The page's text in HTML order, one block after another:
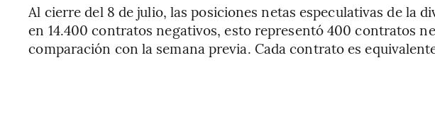
Al cierre del 8 de julio, las posiciones netas especulativas de la
en 14.400 contratos negativos, esto representó 400 contratos
comparación con la semana previa. Cada contrato es